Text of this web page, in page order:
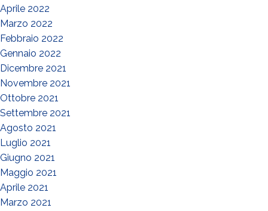
Aprile 2022
Marzo 2022
Febbraio 2022
Gennaio 2022
Dicembre 2021
Novembre 2021
Ottobre 2021
Settembre 2021
Agosto 2021
Luglio 2021
Giugno 2021
Maggio 2021
Aprile 2021
Marzo 2021